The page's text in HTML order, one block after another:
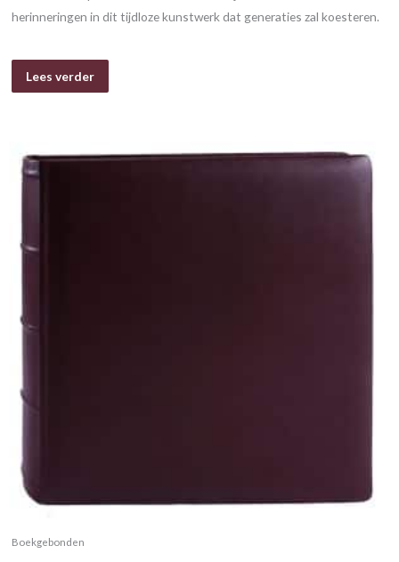
herinneringen in dit tijdloze kunstwerk dat generaties zal koesteren.
Lees verder
Boekgebonden